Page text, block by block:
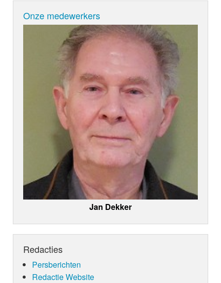
Onze medewerkers
Jan Dekker
Redacties
Persberichten
Redactie Website